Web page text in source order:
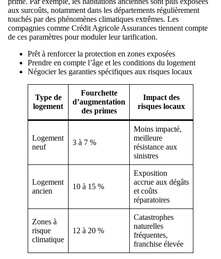
aux surcoûts, notamment dans les départements régulièrement
touchés par des phénomènes climatiques extrêmes. Les
compagnies comme Crédit Agricole Assurances tiennent compte
de ces paramètres pour moduler leur tarification.
Prêt à renforcer la protection en zones exposées
Prendre en compte l’âge et les conditions du logement
Négocier les garanties spécifiques aux risques locaux
Type de
logement
Fourchette
d’augmentation
des primes
Impact des
risques locaux
Logement
neuf
3 à 7 %
Moins impacté,
meilleure
résistance aux
sinistres
Logement
ancien
10 à 15 %
Exposition
accrue aux dégâts
et coûts
réparatoires
Zones à
risque
climatique
12 à 20 %
Catastrophes
naturelles
fréquentes,
franchise élevée